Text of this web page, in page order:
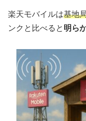
楽天モバイルは基地
ンクと比べると 明ら